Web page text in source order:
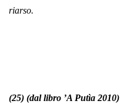
riarso.
(25) (dal libro ’A Putìa 2010)